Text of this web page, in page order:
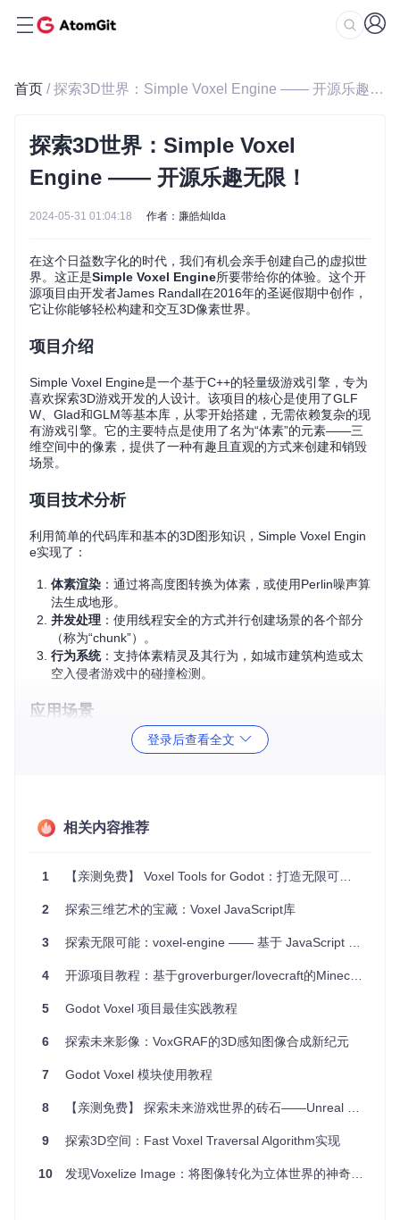
首页 / 探索3D世界：Simple Voxel Engine —— 开源乐趣无限！
探索3D世界：Simple Voxel
Engine —— 开源乐趣无限！
2024-05-31 01:04:18 作者：廉皓灿Ida
在这个日益数字化的时代，我们有机会亲手创建自己的虚拟世
界。这正是Simple Voxel Engine所要带给你的体验。这个开
源项目由开发者James Randall在2016年的圣诞假期中创作，
它让你能够轻松构建和交互3D像素世界。
项目介绍
Simple Voxel Engine是一个基于C++的轻量级游戏引擎，专为
喜欢探索3D游戏开发的人设计。该项目的核心是使用了GLF
W、Glad和GLM等基本库，从零开始搭建，无需依赖复杂的现
有游戏引擎。它的主要特点是使用了名为“体素”的元素——三
维空间中的像素，提供了一种有趣且直观的方式来创建和销毁
场景。
项目技术分析
利用简单的代码库和基本的3D图形知识，Simple Voxel Engin
e实现了：
体素渲染 ：通过将高度图转换为体素，或使用Perlin噪声算
法生成地形。
并发处理 ：使用线程安全的方式并行创建场景的各个部分
（称为“chunk”）。
行为系统：支持体素精灵及其行为，如城市建筑构造或太
空入侵者游戏中的碰撞检测。
应用场景
Simple Voxel Engine提供了几个示例项目，帮助你快速上手：
sprites：展示了如何构建和操作3D像素城市。
精灵和碰撞检测的应用。
项目特点
简单易懂：尽管基于C++，但项目设计简洁，适合初学者学
跨平台潜力：虽然目前仅支持Windows，但计划扩展到Ma
持续更新：未来会优化性能、添加阴影、天空盒、多级细节
等功能，保持项目活跃。
资源丰富：项目作者提供了丰富的学习资源链接，包括Ope
nGL教程和C++参考资料。
如果你对3D编程充满热情，想要打造属于自己的像素世界，Si
mple Voxel Engine无疑是个值得尝试的项目。不论你是新手
加入，一起开启3D游戏开发的旅程吧！
登录后查看全文
相关内容推荐
1 【亲测免费】 Voxel Tools for Godot：打造无限可能的体素世界
2 探索三维艺术的宝藏：Voxel JavaScript库
3 探索无限可能：voxel-engine —— 基于 JavaScript 的体素引擎
4 开源项目教程：基于groverburger/lovecraft的Minecraft克隆项目
5 Godot Voxel 项目最佳实践教程
6 探索未来影像：VoxGRAF的3D感知图像合成新纪元
7 Godot Voxel 模块使用教程
8 【亲测免费】 探索未来游戏世界的砖石——Unreal Engine 5 立方体教程开源项目
9 探索3D空间：Fast Voxel Traversal Algorithm实现
10 发现Voxelize Image：将图像转化为立体世界的神奇钥匙